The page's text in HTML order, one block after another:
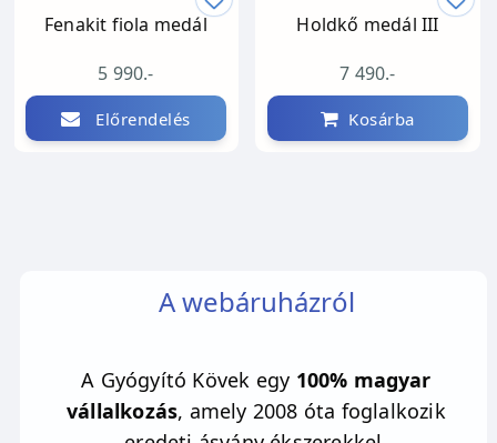
Fenakit fiola medál
5 990.-
Előrendelés
Holdkő medál III
7 490.-
Kosárba
A webáruházról
A Gyógyító Kövek egy 100% magyar
vállalkozás, amely 2008 óta foglalkozik